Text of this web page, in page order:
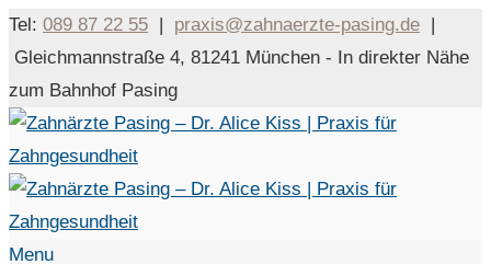
Tel: 089 87 22 55 | praxis@zahnaerzte-pasing.de |
Gleichmannstraße 4, 81241 München - In direkter Nähe
zum Bahnhof Pasing
Menu